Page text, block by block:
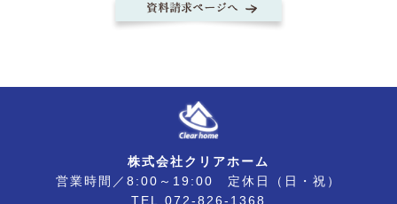
株式会社クリアホーム
営業時間／8:00～19:00 定休日（日・祝）
TEL.072-826-1368